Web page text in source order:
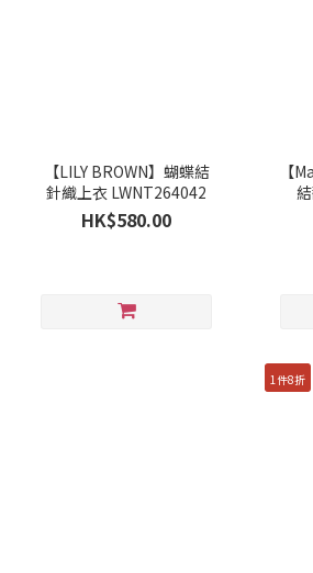
【LILY BROWN】蝴蝶結
針織上衣 LWNT264042
HK$580.00
【
1件8折